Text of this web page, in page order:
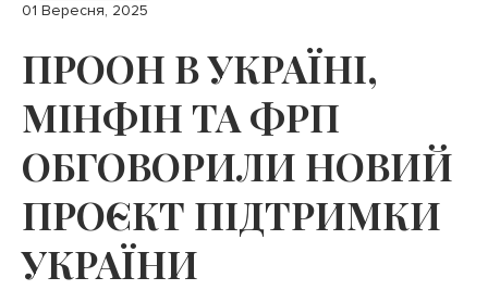
01 Вересня, 2025
ПРООН В УКРАЇНІ,
МІНФІН ТА ФРП
ОБГОВОРИЛИ НОВИЙ
ПРОЄКТ ПІДТРИМКИ
УКРАЇНИ